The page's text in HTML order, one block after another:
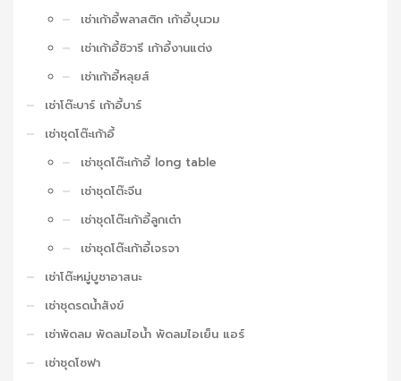
เช่าเก้าอี้พลาสติก เก้าอี้บุนวม
เช่าเก้าอี้ชิวารี เก้าอี้งานแต่ง
เช่าเก้าอี้หลุยส์
เช่าโต๊ะบาร์ เก้าอี้บาร์
เช่าชุดโต๊ะเก้าอี้
เช่าชุดโต๊ะเก้าอี้ long table
เช่าชุดโต๊ะจีน
เช่าชุดโต๊ะเก้าอี้ลูกเต๋า
เช่าชุดโต๊ะเก้าอี้เจรจา
เช่าโต๊ะหมู่บูชาอาสนะ
เช่าชุดรดน้ำสังข์
เช่าพัดลม พัดลมไอน้ำ พัดลมไอเย็น แอร์
เช่าชุดโซฟา